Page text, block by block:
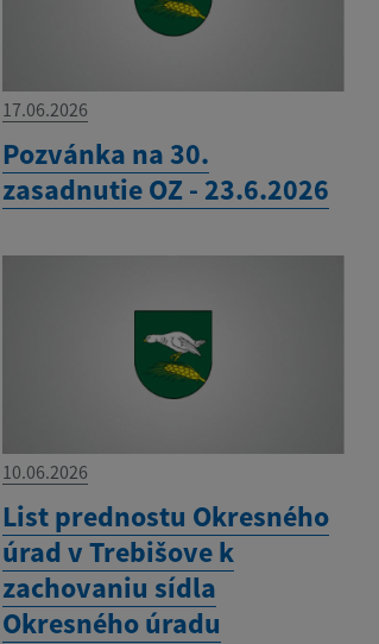
17.06.2026
Pozvánka na 30.
zasadnutie OZ - 23.6.2026
10.06.2026
List prednostu Okresného
úrad v Trebišove k
zachovaniu sídla
Okresného úradu